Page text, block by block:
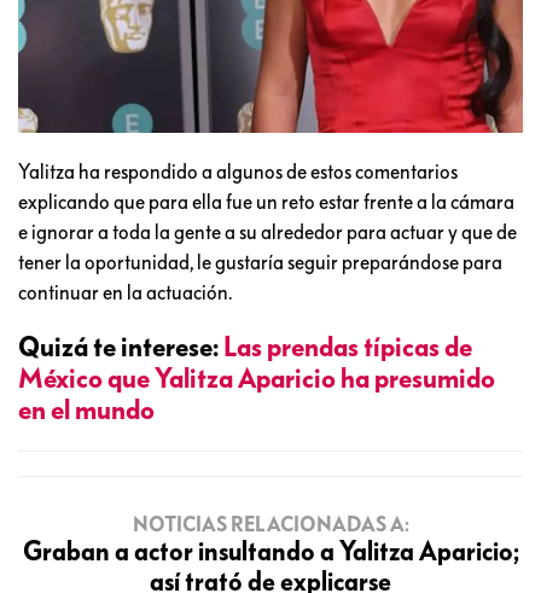
Yalitza ha respondido a algunos de estos comentarios
explicando que para ella fue un reto estar frente a la cámara
e ignorar a toda la gente a su alrededor para actuar y que de
tener la oportunidad, le gustaría seguir preparándose para
continuar en la actuación.
Quizá te interese: Las prendas típicas de
México que Yalitza Aparicio ha presumido
en el mundo
NOTICIAS RELACIONADAS A:
Graban a actor insultando a Yalitza Aparicio;
así trató de explicarse